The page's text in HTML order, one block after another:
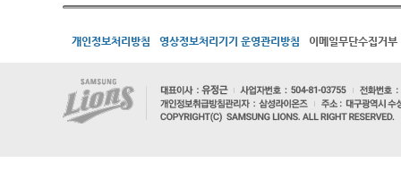
개인정보처리방침 영상정보처리기기 운영관리방침 이메일무단수집거부